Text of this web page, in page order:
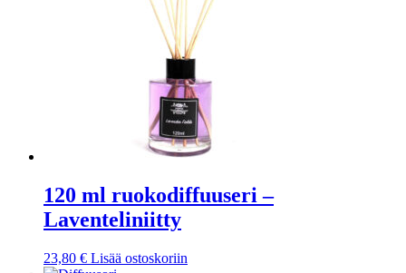
120 ml ruokodiffuuseri –
Laventeliniitty
23,80 € Lisää ostoskoriin